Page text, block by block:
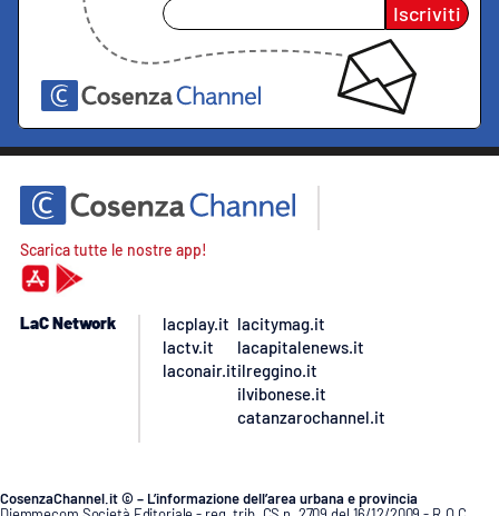
Iscriviti
Scarica tutte le nostre app!
LaC Network
lacplay.it
lactv.it
laconair.it
lacitymag.it
lacapitalenews.it
ilreggino.it
ilvibonese.it
catanzarochannel.it
CosenzaChannel.it © – L’informazione dell’area urbana e provincia